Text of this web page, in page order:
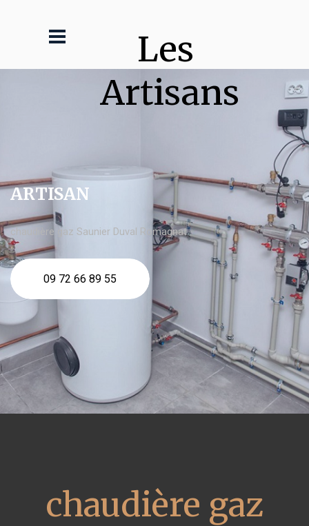
Les
Artisans
ARTISAN
chaudière gaz Saunier Duval Romagnat
09 72 66 89 55
chaudière gaz